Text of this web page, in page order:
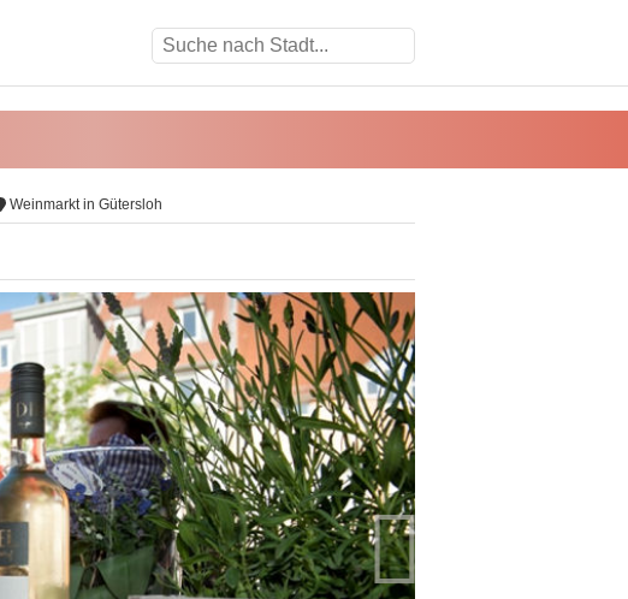
Weinmarkt in Gütersloh
